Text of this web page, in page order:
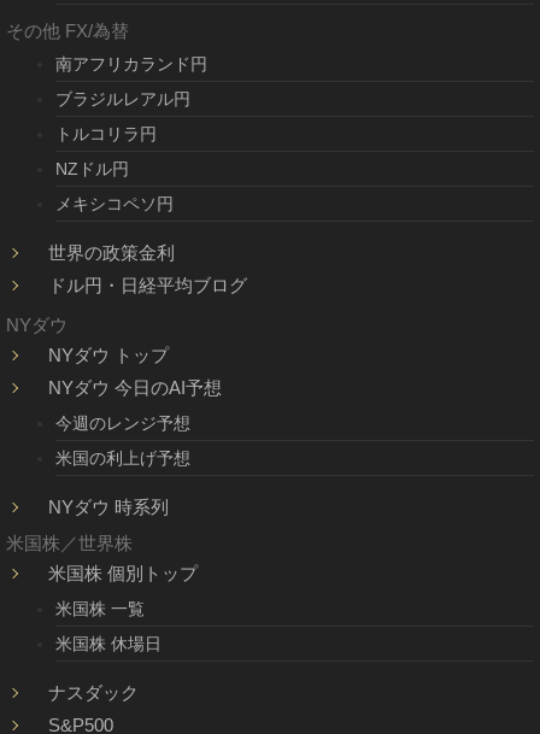
その他 FX/為替
南アフリカランド円
ブラジルレアル円
トルコリラ円
NZドル円
メキシコペソ円
世界の政策金利
ドル円・日経平均ブログ
NYダウ
NYダウ トップ
NYダウ 今日のAI予想
今週のレンジ予想
米国の利上げ予想
NYダウ 時系列
米国株／世界株
米国株 個別トップ
米国株 一覧
米国株 休場日
ナスダック
S&P500